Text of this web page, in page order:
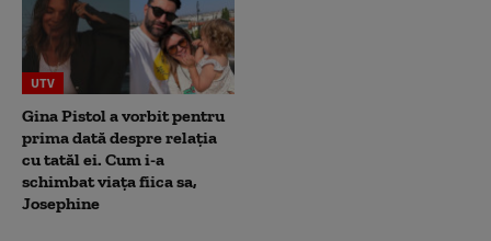
UTV
Gina Pistol a vorbit pentru
prima dată despre relația
cu tatăl ei. Cum i-a
schimbat viața fiica sa,
Josephine